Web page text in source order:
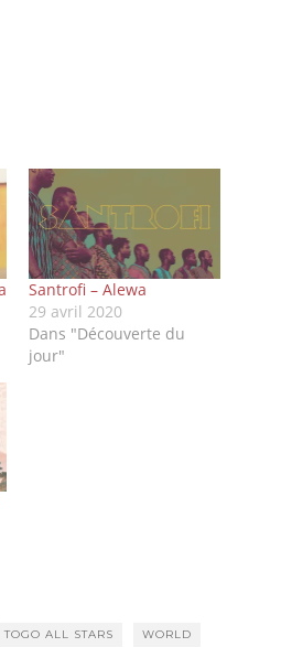
Santrofi – Alewa
29 avril 2020
Dans "Découverte du
jour"
TOGO ALL STARS WORLD